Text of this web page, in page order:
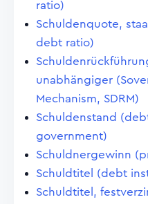
ratio)
Schuldenquote,
debt ratio)
unabhängiger
Mechanism, SDRM)
Schuldenstand
government)
Schuldnergewinn
Schuldtitel (debt
Schuldtitel,